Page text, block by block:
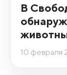
В
10 февраля